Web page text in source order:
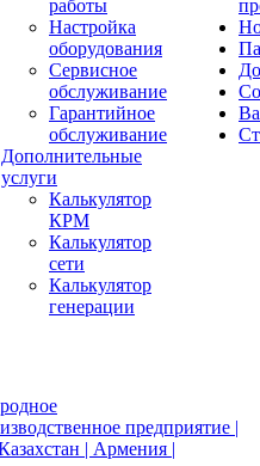
работы
Настройка
оборудования
Сервисное
обслуживание
Гарантийное
обслуживание
Дополнительные
услуги
Калькулятор
КРМ
Калькулятор
сети
Калькулятор
генерации